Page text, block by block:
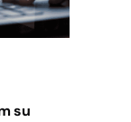
su